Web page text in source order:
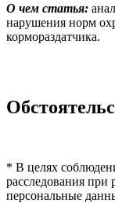
О чем статья:
нарушения норм
кормораздатчика.
* В целях
расследования при
персональные